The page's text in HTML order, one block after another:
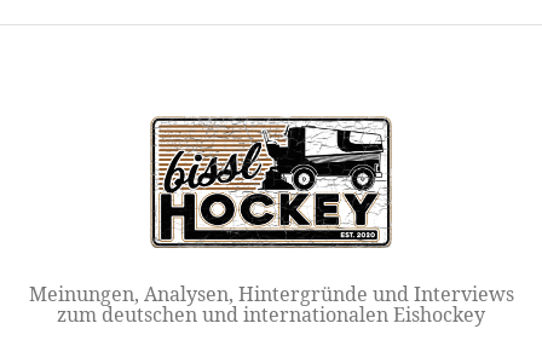
Meinungen, Analysen, Hintergründe und Interviews
zum deutschen und internationalen Eishockey